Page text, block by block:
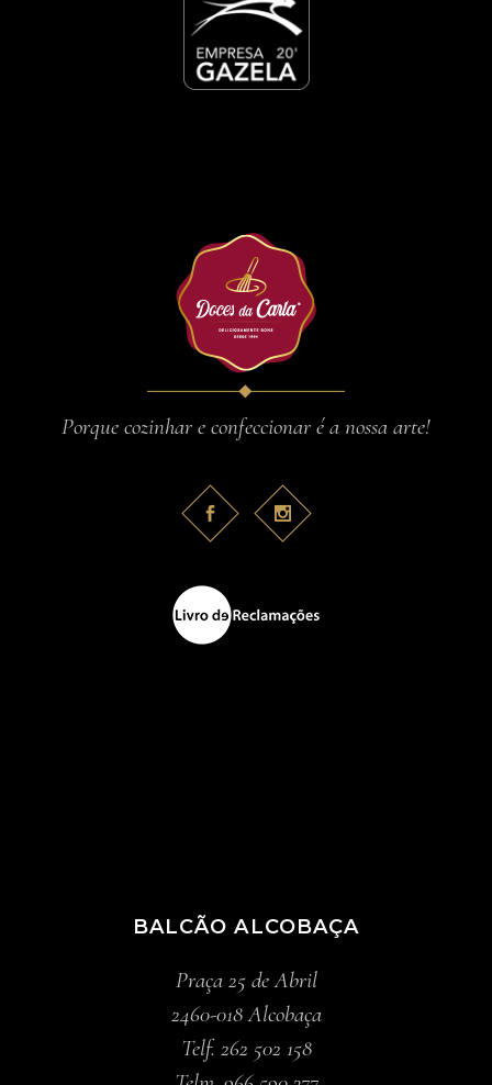
Porque cozinhar e confeccionar é a nossa arte!
BALCÃO ALCOBAÇA
Praça 25 de Abril
2460-018 Alcobaça
Telf. 262 502 158